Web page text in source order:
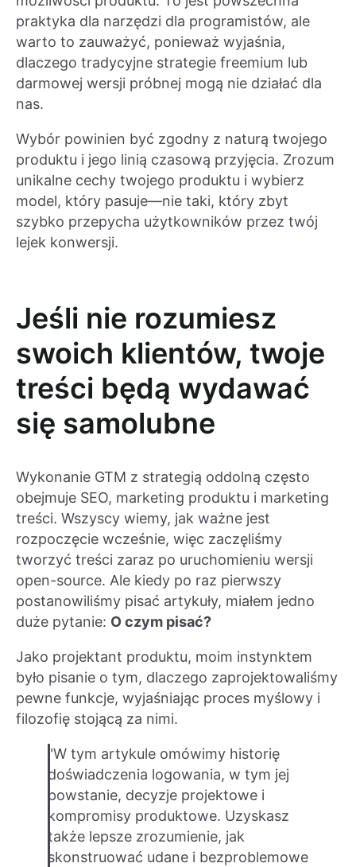
praktyka dla narzędzi dla programistów, ale
warto to zauważyć, ponieważ wyjaśnia,
dlaczego tradycyjne strategie freemium lub
darmowej wersji próbnej mogą nie działać dla
nas.
Wybór powinien być zgodny z naturą twojego
produktu i jego linią czasową przyjęcia. Zrozum
unikalne cechy twojego produktu i wybierz
model, który pasuje—nie taki, który zbyt
szybko przepycha użytkowników przez twój
lejek konwersji.
Jeśli nie rozumiesz
swoich klientów, twoje
treści będą wydawać
się samolubne
Wykonanie GTM z strategią oddolną często
obejmuje SEO, marketing produktu i marketing
treści. Wszyscy wiemy, jak ważne jest
rozpoczęcie wcześnie, więc zaczęliśmy
tworzyć treści zaraz po uruchomieniu wersji
open-source. Ale kiedy po raz pierwszy
postanowiliśmy pisać artykuły, miałem jedno
duże pytanie: O czym pisać?
Jako projektant produktu, moim instynktem
było pisanie o tym, dlaczego zaprojektowaliśmy
pewne funkcje, wyjaśniając proces myślowy i
filozofię stojącą za nimi.
"W tym artykule omówimy historię
doświadczenia logowania, w tym jej
powstanie, decyzje projektowe i
kompromisy produktowe. Uzyskasz
także lepsze zrozumienie, jak
skonstruować udane i bezproblemowe